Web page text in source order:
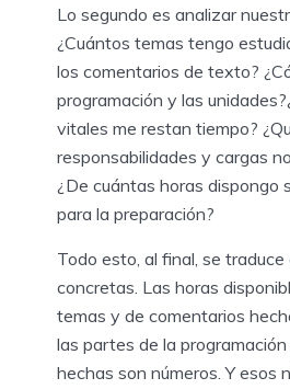
Lo segundo es analizar
¿Cuántos temas tengo
los comentarios de texto?
programación y las
vitales me restan tiempo?
responsabilidades y cargas
¿De cuántas horas dispongo
para la preparación?
Todo esto, al final, se traduce
concretas. Las horas
temas y de comentarios
las partes de la
hechas son números. Y esos